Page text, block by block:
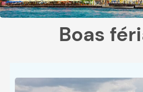
Boas